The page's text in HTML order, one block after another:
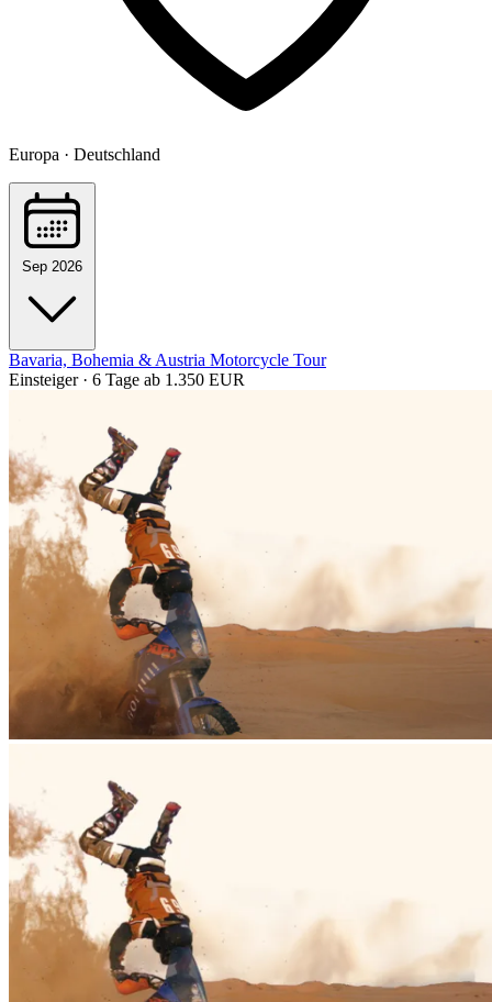
Europa · Deutschland
Sep 2026
Bavaria, Bohemia & Austria Motorcycle Tour
Einsteiger · 6 Tage ab 1.350 EUR